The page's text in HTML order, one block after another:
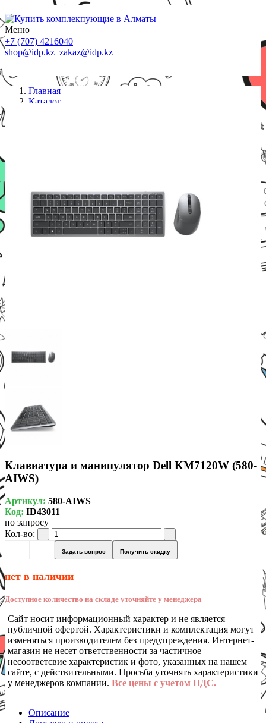
Меню
+7 (707) 4216040
shop@idp.kz zakaz@idp.kz
Главная
Каталог
Клавиатура и манипулятор Dell KM7120W (580-
AIWS)
Артикул: 580-AIWS
Код: ID43011
по запросу
Кол-во:
Задать вопрос Получить скидку
нет в наличии
Доступное количество на складе уточняйте у менеджера
Сайт носит информационный характер и не является
публичной офертой. Характеристики и комплектация могут
изменяться производителем без предупреждения. Интернет-
магазин не несет ответственности за частичное
несоответсвие характеристик и фото, указанных на нашем
сайте, с действительными. Просьба уточнять характеристики
у менеджеров компании. Все цены с учетом НДС.
Описание